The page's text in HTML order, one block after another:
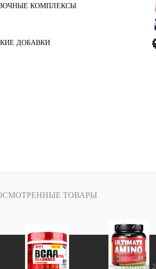
КОМПЛЕКСЫ
ДОБАВКИ
ТОВАРЫ
Copyright